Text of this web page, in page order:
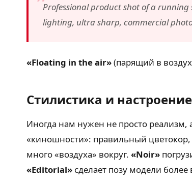
Professional product shot of a
lighting, ultra sharp, commercial
«Floating in the air»(парящий в
Стилистика и настроение
Иногда нам нужен не просто реализм,
«киношности»: правильный
много «воздуха» вокруг. «Noir»
«Editorial» сделает позу модели